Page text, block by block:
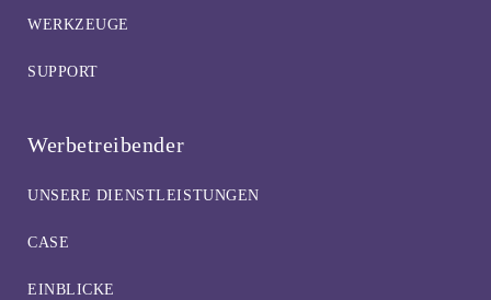
WERKZEUGE
SUPPORT
Werbetreibender
UNSERE DIENSTLEISTUNGEN
CASE
EINBLICKE